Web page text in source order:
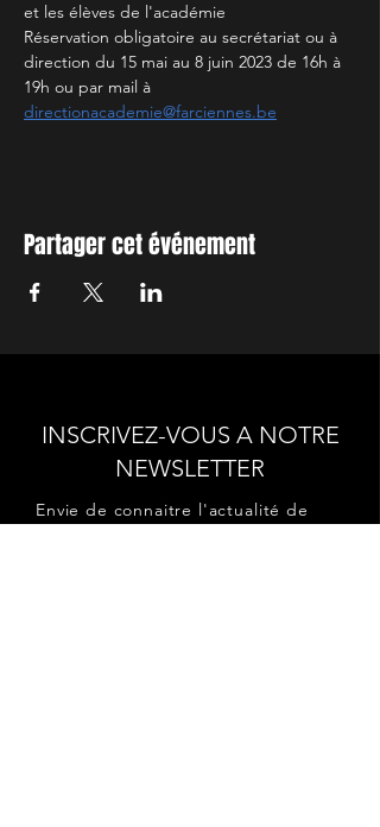
et les élèves de l'académie
Réservation obligatoire au secrétariat ou à
direction du 15 mai au 8 juin 2023 de 16h à
19h ou par mail à
directionacademie@farciennes.be
Partager cet événement
INSCRIVEZ-VOUS A NOTRE
NEWSLETTER
Envie de connaitre l'actualité de